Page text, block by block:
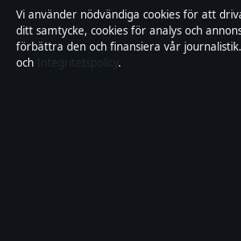
Kändisar & integritet
Integritetspolicy
Vi använder nödvändiga cookies för att
ditt samtycke, cookies för analys och
förbättra den och finansiera vår
och Integritetspolicy.